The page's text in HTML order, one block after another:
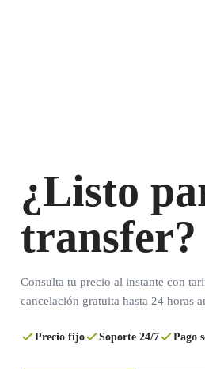
¿Listo
transfer?
Consulta tu precio al instante con
cancelación gratuita hasta 24 horas
Precio fijo Soporte 24/7 Pago